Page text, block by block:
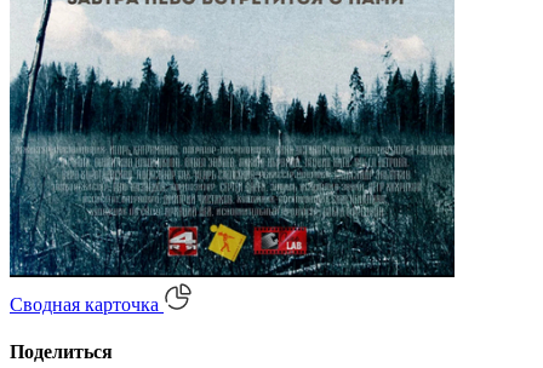
Сводная карточка
Поделиться